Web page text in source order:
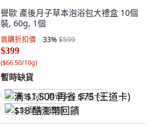
譽歐 產後月子草本泡浴包大禮盒 10個
裝, 60g, 1個
首購折扣價 33%$599
$399
($66.50/10g)
暫時缺貨
满 $1,500 再省 $75 (王道卡)
$18 酷澎幣回饋